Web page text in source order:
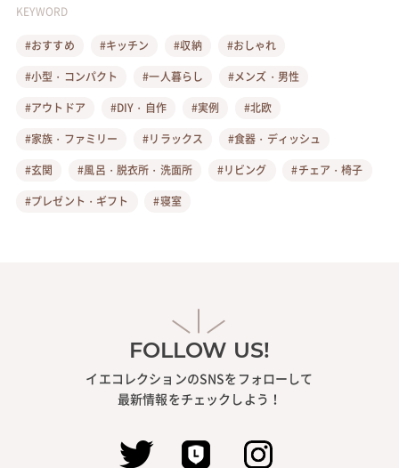
KEYWORD
#おすすめ #キッチン #収納
#おしゃれ
#小型・コンパクト
#一人暮らし
#メンズ・男性
#アウトドア
#DIY・自作 #実例
#北欧
#家族・ファミリー
#リラックス
#食器・ディッシュ
#玄関
#風呂・脱衣所・洗面所 #リビング
#チェア・椅子
#プレゼント・ギフト
#寝室
FOLLOW US!
イエコレクションのSNSをフォローして
最新情報をチェックしよう！